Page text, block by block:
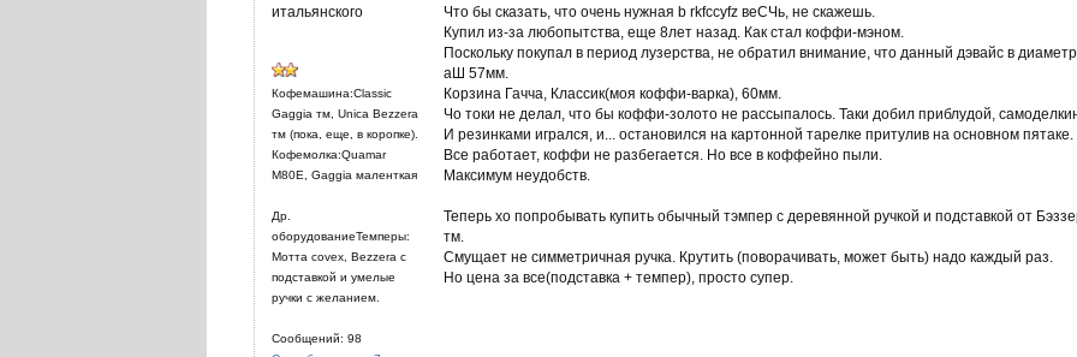
итальянского
Кофемашина:Classic
Gaggia тм, Unica Bezzera
тм (пока, еще, в коропке).
Кофемолка:Quamar
M80E, Gaggia маленткая
Др.
оборудованиеТемперы:
Мотта covex, Bezzera c
подставкой и умелые
ручки c желанием.
Сообщений: 98
Что бы сказать, что очень нужная b rkfccyfz веСЧь, не скажешь.
Купил из-за любопытства, еще 8лет назад. Как стал коффи-мэном.
Поскольку покупал в период лузерства, не обратил внимание, что данный дэвайс в
аШ 57мм.
Корзина Гачча, Классик(моя коффи-варка), 60мм.
Чо токи не делал, что бы коффи-золото не рассыпалось. Таки добил приблудой,
И резинками игрался, и... остановился на картонной тарелке притулив на основном пятаке.
Все работает, коффи не разбегается. Но все в коффейно пыли.
Максимум неудобств.
Теперь хо попробывать купить обычный тэмпер с деревянной ручкой и подставкой от
тм.
Смущает не симметричная ручка. Крутить (поворачивать, может быть) надо каждый раз.
Но цена за все(подставка + темпер), просто супер.